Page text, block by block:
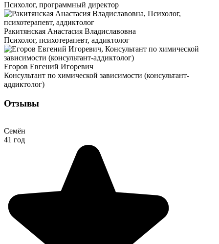
Психолог, программный директор
Ракитянская Анастасия Владиславовна
Психолог, психотерапевт, аддиктолог
Егоров Евгений Игоревич
Консультант по химической зависимости (консультант-
аддиктолог)
Отзывы
Семён
41 год